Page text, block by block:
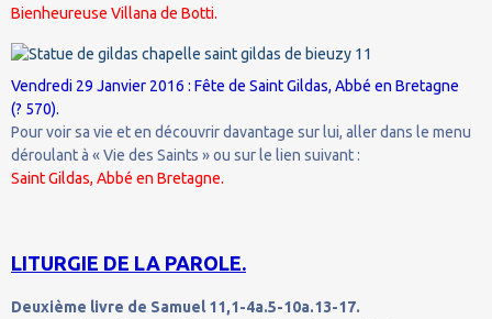
Bienheureuse Villana de Botti.
Vendredi 29 Janvier 2016 : Fête de Saint Gildas, Abbé en Bretagne
(? 570).
Pour voir sa vie et en découvrir davantage sur lui, aller dans le menu
déroulant à « Vie des Saints » ou sur le lien suivant :
Saint Gildas, Abbé en Bretagne.
LITURGIE DE LA PAROLE.
Deuxième livre de Samuel 11,1-4a.5-10a.13-17.